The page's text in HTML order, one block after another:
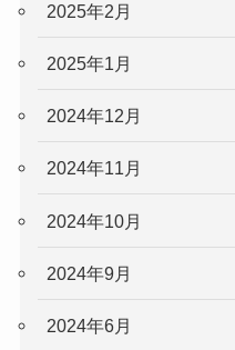
2025年2月
2025年1月
2024年12月
2024年11月
2024年10月
2024年9月
2024年6月